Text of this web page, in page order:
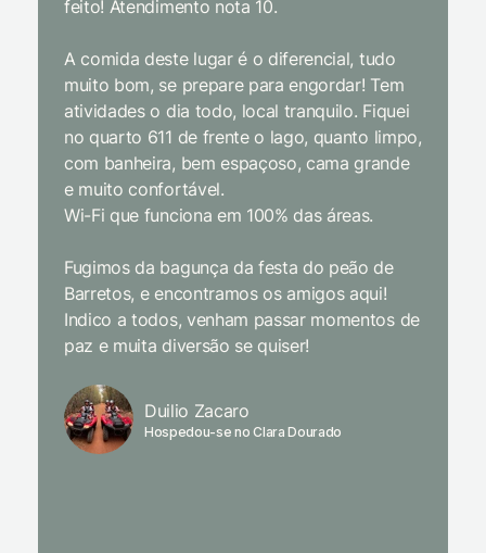
feito! Atendimento nota 10.
A comida deste lugar é o diferencial, tudo
muito bom, se prepare para engordar! Tem
atividades o dia todo, local tranquilo. Fiquei
no quarto 611 de frente o lago, quanto limpo,
com banheira, bem espaçoso, cama grande
e muito confortável.
Wi-Fi que funciona em 100% das áreas.
Fugimos da bagunça da festa do peão de
Barretos, e encontramos os amigos aqui!
Indico a todos, venham passar momentos de
paz e muita diversão se quiser!
Duilio Zacaro
Hospedou-se no Clara Dourado